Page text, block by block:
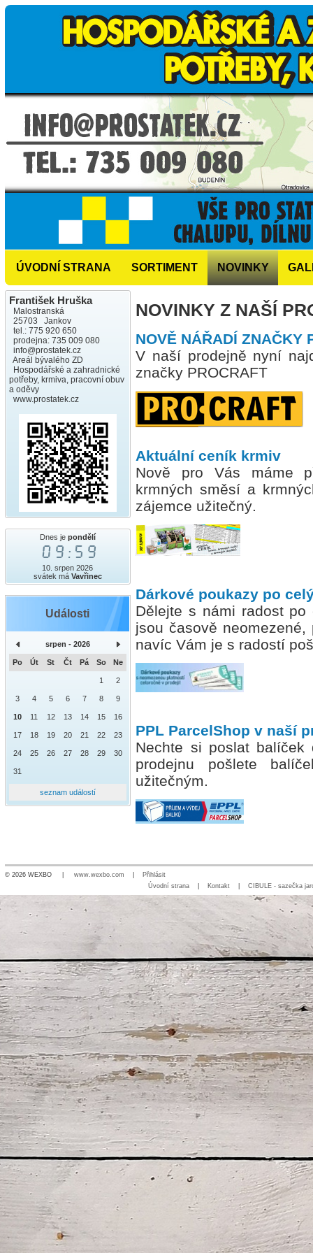
ÚVODNÍ STRANA SORTIMENT NOVINKY
František Hruška
Malostranská
25703 Jankov
tel.: 775 920 650
prodejna: 735 009 080
info@prostatek.cz
Areál bývalého ZD
Hospodářské a zahradnické
potřeby, krmiva, pracovní obuv
a oděvy
www.prostatek.cz
Dnes je pondělí
09:59
10. srpen 2026
svátek má Vavřinec
Události
srpen - 2026
Po Út St Čt Pá So Ne
1 2
3 4 5 6 7 8 9
10 11 12 13 14 15 16
17 18 19 20 21 22 23
24 25 26 27 28 29 30
31
seznam událostí
NOVINKY Z NAŠÍ
NOVĚ NÁŘADÍ ZNAČKY
V naší prodejně nyní
značky PROCRAFT
Aktuální ceník krmiv
Nově pro Vás máme
krmných směsí a
zájemce užitečný.
Dárkové poukazy po
Dělejte s námi radost
jsou časově
navíc Vám je s radostí
PPL ParcelShop v naší
Nechte si poslat
prodejnu pošlete
užitečným.
© 2026 WEXBO | www.wexbo.com
Přihlásit
Úvodní strana
Kontakt CIBULE - sazečka